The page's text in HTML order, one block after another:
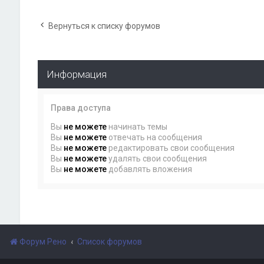
Вернуться к списку форумов
Информация
Права доступа
Вы не можетеначинать темы
Вы не можетеотвечать на сообщения
Вы не можетередактировать свои сообщения
Вы не можетеудалять свои сообщения
Вы не можетедобавлять вложения
Форум Рено Список форумов